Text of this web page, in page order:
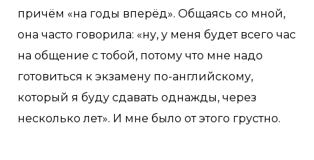
причём «на годы вперёд». Общаясь со мной,
она часто говорила: «ну, у меня будет всего час
на общение с тобой, потому что мне надо
готовиться к экзамену по-английскому,
который я буду сдавать однажды, через
несколько лет». И мне было от этого грустно.